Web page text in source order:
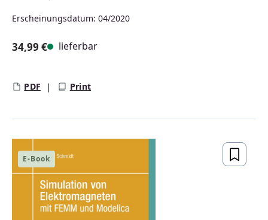
Erscheinungsdatum: 04/2020
34,99 € lieferbar
PDF Print
E-Book